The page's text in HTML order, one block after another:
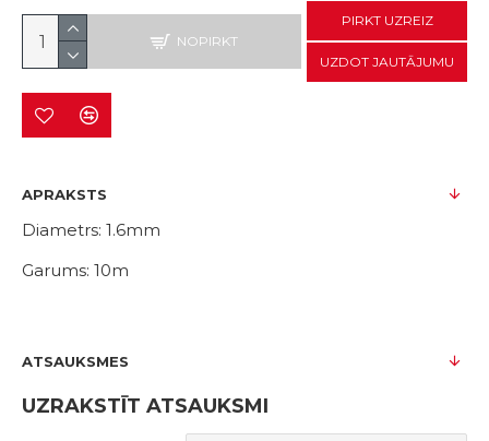
NOPIRKT
PIRKT UZREIZ
UZDOT JAUTĀJUMU
APRAKSTS
Diametrs: 1.6mm
Garums: 10m
ATSAUKSMES
UZRAKSTĪT ATSAUKSMI